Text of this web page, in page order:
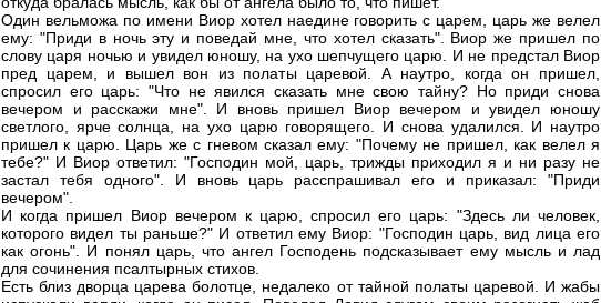
Один вельможа по имени Виор хотел наедине говорить с царем, царь же велел
ему: "Приди в ночь эту и поведай мне, что хотел сказать". Виор же пришел по
слову царя ночью и увидел юношу, на ухо шепчущего царю. И не предстал Виор
пред царем, и вышел вон из полаты царевой. А наутро, когда он пришел,
спросил его царь: "Что не явился сказать мне свою тайну? Но приди снова
вечером и расскажи мне". И вновь пришел Виор вечером и увидел юношу
светлого, ярче солнца, на ухо царю говорящего. И снова удалился. И наутро
пришел к царю. Царь же с гневом сказал ему: "Почему не пришел, как велел я
тебе?" И Виор ответил: "Господин мой, царь, трижды приходил я и ни разу не
застал тебя одного". И вновь царь расспрашивал его и приказал: "Приди
вечером".
И когда пришел Виор вечером к царю, спросил его царь: "Здесь ли человек,
которого видел ты раньше?" И ответил ему Виор: "Господин царь, вид лица его
как огонь". И понял царь, что ангел Господень подсказывает ему мысль и лад
для сочинения псалтырных стихов.
Есть близ дворца царева болотце, недалеко от тайной полаты царевой. И жабы